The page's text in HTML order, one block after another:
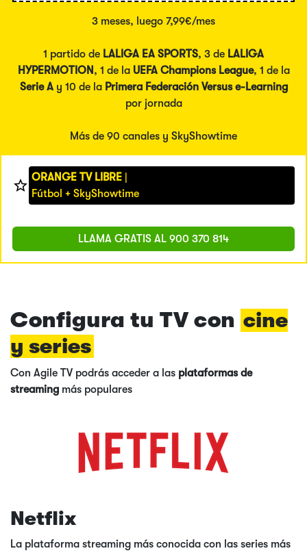
3 meses, luego 7,99€/mes
1 partido de LALIGA EA SPORTS, 3 de LALIGA
HYPERMOTION , 1 de la UEFA Champions League, 1 de la
Serie Ay 10 de la Primera Federación Versus e-Learning
por jornada
Más de 90 canales y SkyShowtime
ORANGE TV LIBRE |
Fútbol + SkyShowtime
LLAMA GRATIS AL 900 370 814
Configura tu TV con cine
y series
Con Agile TV podrás acceder a las plataformas de
streaming más populares
Netflix
La plataforma streaming más conocida con las series más